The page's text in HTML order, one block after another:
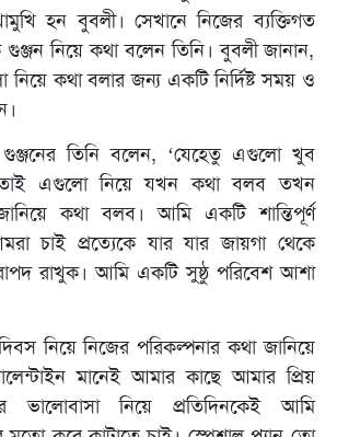
হন বুবলী। সেখানে নিজের ব্যক্তিগত
নিয়ে কথা বলেন তিনি। বুবলী জানান,
নিয়ে কথা বলার জন্য একটি নির্দিষ্ট সময় ও
‍গুঞ্জনের তিনি বলেন, ‘যেহেতু এগুলো খুব
তাই এগুলো নিয়ে যখন কথা বলব তখন
কথা বলব। আমি একটি শান্তিপূর্ণ
চাই প্রত্যেকে যার যার জায়গা থেকে
রাখুক। আমি একটি সুষ্ঠু পরিবেশ আশা
নিয়ে নিজের পরিকল্পনার কথা জানিয়ে
মানেই আমার কাছে আমার প্রিয়
ভালোবাসা নিয়ে প্রতিদিনকেই আমি